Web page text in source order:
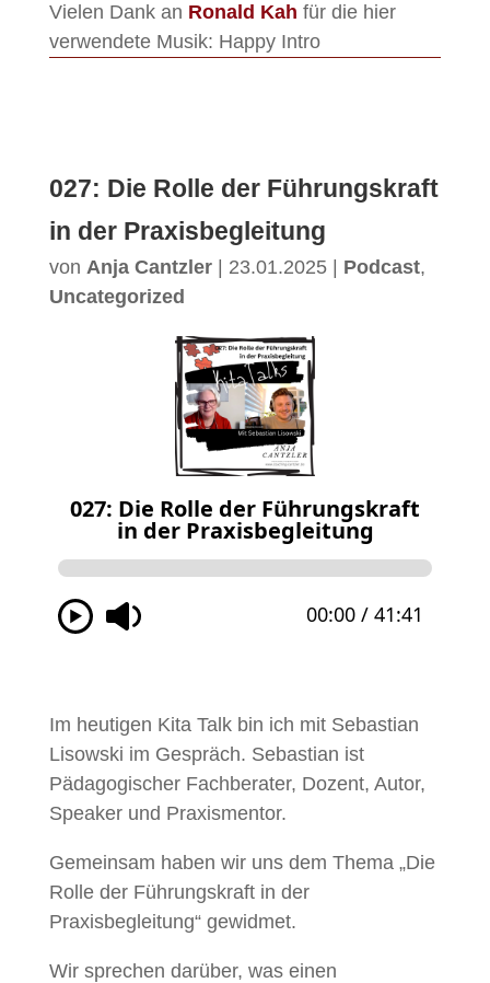
Vielen Dank an Ronald Kah für die hier
verwendete Musik: Happy Intro
027: Die Rolle der Führungskraft
in der Praxisbegleitung
von Anja Cantzler| 23.01.2025| Podcast,
Uncategorized
Im heutigen Kita Talk bin ich mit Sebastian
Lisowski im Gespräch. Sebastian ist
Pädagogischer Fachberater, Dozent, Autor,
Speaker und Praxismentor.
Gemeinsam haben wir uns dem Thema „Die
Rolle der Führungskraft in der
Praxisbegleitung“ gewidmet.
Wir sprechen darüber, was einen